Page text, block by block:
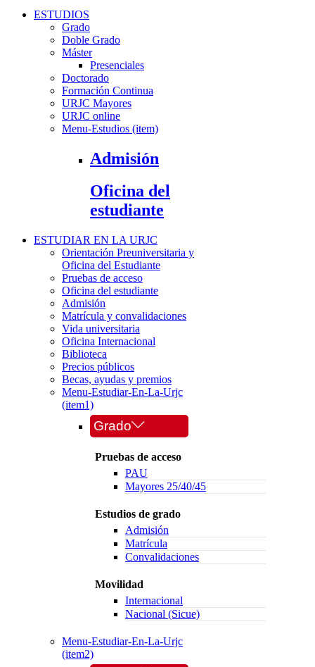
ESTUDIOS
Grado
Doble Grado
Máster
Presenciales
Doctorado
Formación Continua
URJC Mayores
URJC online
Menu-Estudios (item)
Admisión
Oficina del
estudiante
ESTUDIAR EN LA URJC
Orientación Preuniversitaria y
Oficina del Estudiante
Pruebas de acceso
Oficina del estudiante
Admisión
Matrícula y convalidaciones
Vida universitaria
Oficina Internacional
Biblioteca
Precios públicos
Becas, ayudas y premios
Menu-Estudiar-En-La-Urjc
(item1)
Grado
Pruebas de acceso
PAU
Mayores 25/40/45
Estudios de grado
Admisión
Matrícula
Convalidaciones
Movilidad
Internacional
Nacional (Sicue)
Menu-Estudiar-En-La-Urjc
(item2)